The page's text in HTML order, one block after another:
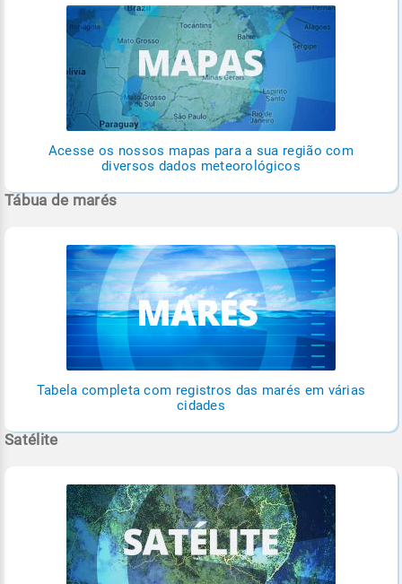
Acesse os nossos mapas para a sua região com
diversos dados meteorológicos
Tábua de marés
Tabela completa com registros das marés em várias
cidades
Satélite